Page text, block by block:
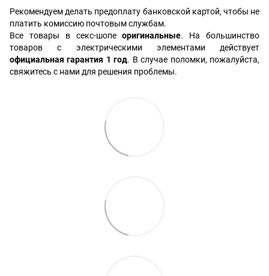
Рекомендуем делать предоплату банковской картой, чтобы не
платить комиссию почтовым службам.
Все товары в секс-шопеоригинальные. На большинство
товаров с электрическими элементами действует
официальная гарантия 1 год. В случае поломки, пожалуйста,
свяжитесь с нами для решения проблемы.